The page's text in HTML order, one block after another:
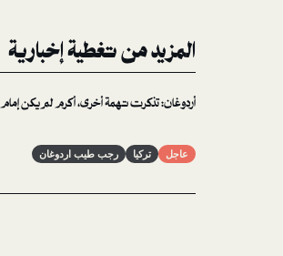
المزيد من تغطية إخبارية
أردوغان: تذكرت تهمة أخرى، أكرم لم يكن إمام
عاجل تركيا رجب طيب اردوغان